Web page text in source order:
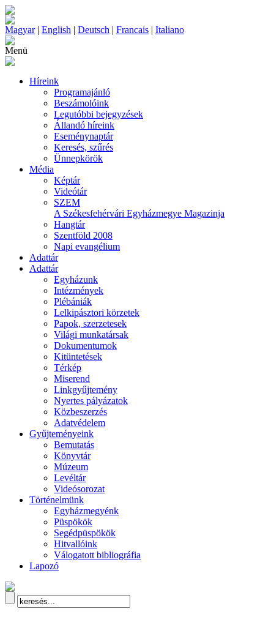
Magyar| English | Deutsch | Francais | Italiano
Menü
Híreink
Programajánló
Beszámolóink
Legutóbbi bejegyzések
Állandó híreink
Eseménynaptár
Keresés, szűrés
Ünnepkörök
Média
Képtár
Videótár
SZEM
A Székesfehérvári Egyházmegye Magazinja
Hangtár
Szentföld 2008
Napi evangélium
Adattár
Adattár
Egyházunk
Intézmények
Plébániák
Lelkipásztori körzetek
Papok, szerzetesek
Világi munkatársak
Dokumentumok
Kitüntetések
Térkép
Miserend
Linkgyűjtemény
Nyertes pályázatok
Közbeszerzés
Adatvédelem
Gyűjteményeink
Bemutatás
Könyvtár
Múzeum
Levéltár
Videósorozat
Történelmünk
Egyházmegyénk
Püspökök
Segédpüspökök
Hitvallóink
Válogatott bibliográfia
Lapozó